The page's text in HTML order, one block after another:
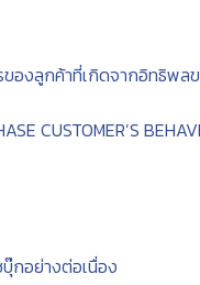
องลูกค้าที่เกิดจากอิทธิพ
CUSTOMER’S
กอย่างต่อเนื่อง